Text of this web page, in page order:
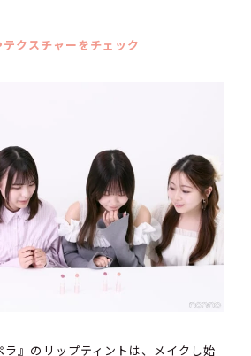
テクスチャーをチェック
ラ』のリップティントは、メイクし始